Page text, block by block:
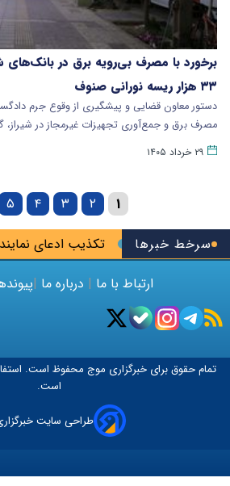
سرخط خبرهاتکذیب ادعای نماینده
برخورد با مصرف بی‌رویه برق در بانک‌های
۳۳ هزار ریسه نورانی صنوف
دستور معاون قضایی و پیشگیری از وقوع جرم
مصرف برق و جمع‌آوری تجهیزات غیرمجاز در شیراز،
۲۹ خرداد ۱۴۰۵
۱ ۲ ۳ ۴ ۵
ارتباط با ما | درباره ما |
تمام حقوق برای خبرگزاری موج محفوظ است.
است.
طراحی سایت